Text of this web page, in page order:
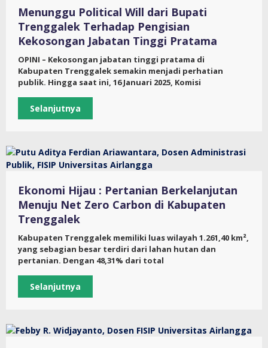
Menunggu Political Will dari Bupati
Trenggalek Terhadap Pengisian
Kekosongan Jabatan Tinggi Pratama
OPINI – Kekosongan jabatan tinggi pratama di
Kabupaten Trenggalek semakin menjadi perhatian
publik. Hingga saat ini, 16 Januari 2025, Komisi
Selanjutnya
Ekonomi Hijau : Pertanian Berkelanjutan
Menuju Net Zero Carbon di Kabupaten
Trenggalek
Kabupaten Trenggalek memiliki luas wilayah 1.261,40 km²,
yang sebagian besar terdiri dari lahan hutan dan
pertanian. Dengan 48,31% dari total
Selanjutnya